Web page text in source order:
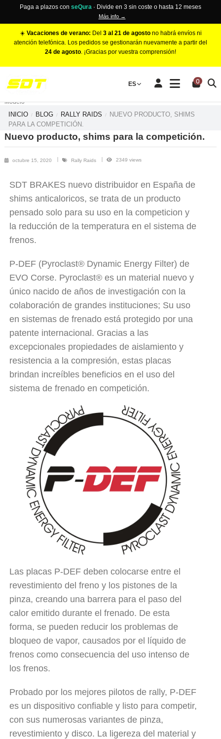
Paga a plazos con seQura · Divide en 3 sin coste o hasta 12 meses
Más info →
☀️ Vacaciones de verano: Del 3 al 21 de agostono habrá envíos ni
atención telefónica. Los pedidos se gestionarán nuevamente a partir del
24 de agosto. ¡Gracias por vuestra comprensión!
ES 0
Make
Modelo
INICIO BLOG RALLY RAIDS
NUEVO PRODUCTO, SHIMS
PARA LA COMPETICIÓN.
Nuevo producto, shims para la competición.
octubre 15, 2020 Rally Raids 2349 views
SDT BRAKES nuevo distribuidor en España de
shims anticaloricos, se trata de un producto
pensado solo para su uso en la competicion y
la reducción de la temperatura en el sistema de
frenos.
P-DEF (Pyroclast® Dynamic Energy Filter) de
EVO Corse. Pyroclast® es un material nuevo y
único nacido de años de investigación con la
colaboración de grandes instituciones; Su uso
en sistemas de frenado está protegido por una
patente internacional. Gracias a las
excepcionales propiedades de aislamiento y
resistencia a la compresión, estas placas
brindan increíbles beneficios en el uso del
sistema de frenado en competición.
Las placas P-DEF deben colocarse entre el
revestimiento del freno y los pistones de la
pinza, creando una barrera para el paso del
calor emitido durante el frenado. De esta
forma, se pueden reducir los problemas de
bloqueo de vapor, causados por el líquido de
frenos como consecuencia del uso intenso de
los frenos.
Probado por los mejores pilotos de rally, P-DEF
es un dispositivo confiable y listo para competir,
con sus numerosas variantes de pinza,
revestimiento y disco. La ligereza del material y